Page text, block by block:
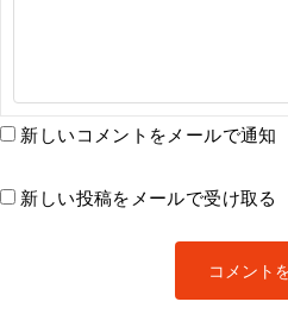
新しいコメントをメールで通知
新しい投稿をメールで受け取る